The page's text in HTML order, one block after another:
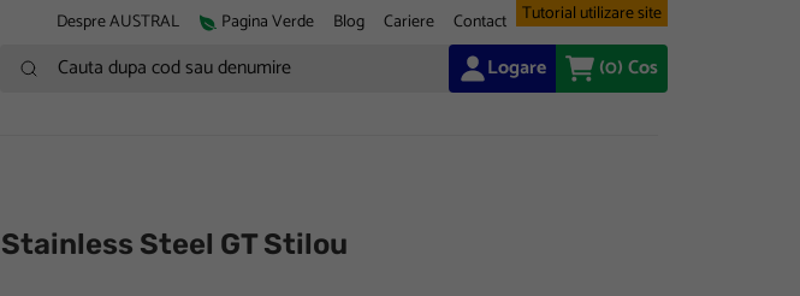
Despre AUSTRAL Pagina Verde Blog Cariere Contact Tutorial utilizare site
Cauta dupa cod sau denumire Logare (0)Cos
Stainless Steel GT Stilou